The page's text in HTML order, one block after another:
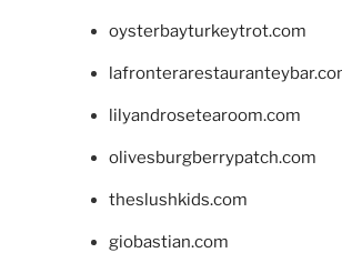
oysterbayturkeytrot.com
lilyandrosetearoom.com
olivesburgberrypatch.com
theslushkids.com
giobastian.com